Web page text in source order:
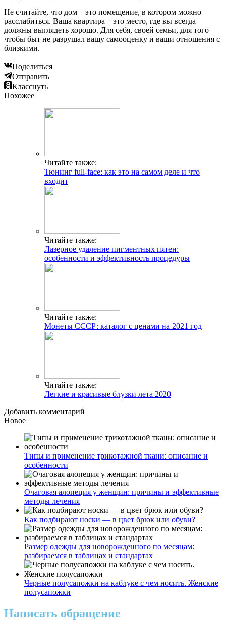
Не считайте, что дом – это помещение, в котором можно
расслабиться. Ваша квартира – это место, где вы всегда
должны выглядеть хорошо. Для себя, своей семьи, для того
чтобы быт не разрушал вашу самооценку и ваши отношения с
близкими.
Поделиться
Отправить
Класснуть
Похожее
Читайте также:
Тюнинг full-face: как это на самом деле и что
входит
Читайте также:
Лазерное удаление пигментных пятен:
особенности и эффективность процедуры
Читайте также:
Монеты СССР: каталог с ценами на 2021 год
Читайте также:
Легкие и красивые блузки лета 2020
Добавить комментарий
Новое
Типы и применение трикотажной ткани: описание и
особенности
Очаговая алопеция у женщин: причины и эффективные
методы лечения
Как подбирают носки — в цвет брюк или обуви?
Размер одежды для новорожденного по месяцам:
разбираемся в таблицах и стандартах
Черные полусапожки на каблуке с чем носить. Женские
полусапожки
Написать обращение